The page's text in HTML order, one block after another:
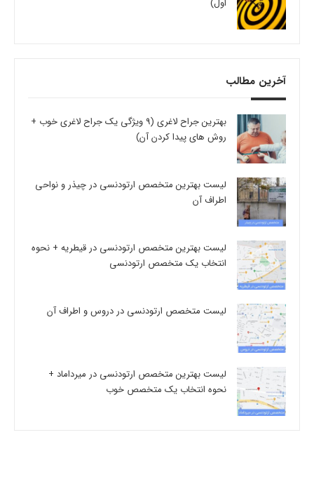
اول)
آخرین مطالب
بهترین جراح لاغری (9 ویژگی یک جراح لاغری خوب +
روش های پیدا کردن آن)
لیست بهترین متخصص ارتودنسی در چیذر و نواحی
اطراف آن
لیست بهترین متخصص ارتودنسی در قیطریه + نحوه
انتخاب یک متخصص ارتودنسی
لیست متخصص ارتودنسی در دروس و اطراف آن
لیست بهترین متخصص ارتودنسی در میرداماد +
نحوه انتخاب یک متخصص خوب